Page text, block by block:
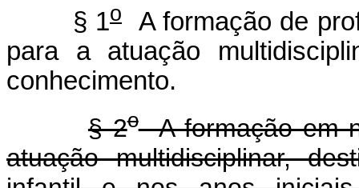
§ 1o
A formação de
para a atuação
conhecimento.
§ 2oA formação em
atuação multidisciplinar,